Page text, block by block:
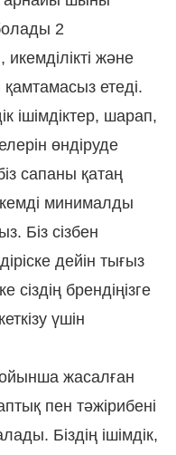
және
қамтамасыз етеді.
ішімдіктер, шарап,
өндіруде
сапаны қатаң
минималды
Біз сізбен
дейін тығыз
сіздің брендіңізге
үшін
жасалған
пен тәжірибені
Біздің ішімдік,